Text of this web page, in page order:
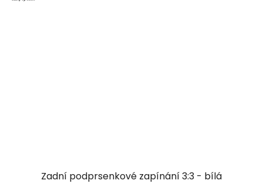
Zadní podprsenkové zapínání 3:3 - bílá